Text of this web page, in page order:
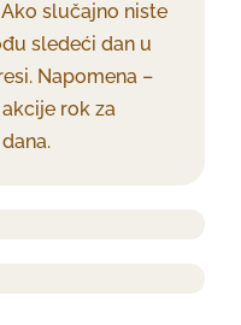
slučajno niste
sledeći dan u
Napomena –
rok za